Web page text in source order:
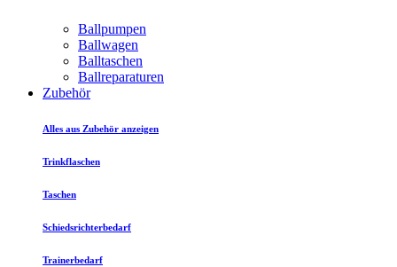
Ballpumpen
Ballwagen
Balltaschen
Ballreparaturen
Zubehör
Alles aus Zubehör anzeigen
Trinkflaschen
Taschen
Schiedsrichterbedarf
Trainerbedarf